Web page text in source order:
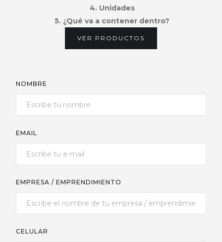
4. Unidades
5. ¿Qué va a contener dentro?
VER PRODUCTOS
NOMBRE
EMAIL
EMPRESA / EMPRENDIMIENTO
CELULAR